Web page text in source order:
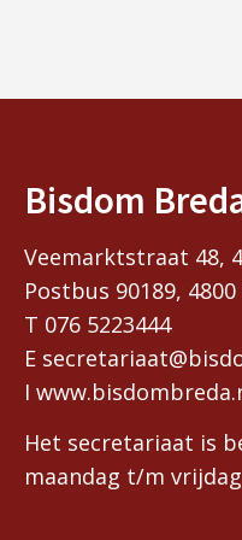
Bisdom
Veemarktstraat 48,
Postbus 90189,
T 076 5223444
E
I
Het secretariaat is
maandag t/m